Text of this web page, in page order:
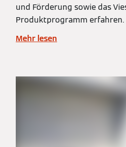
und Förderung sowie das
Produktprogramm erfahren.
Mehr lesen